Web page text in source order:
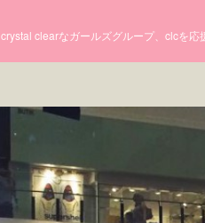
crystal clearなガールズグループ、clcを応